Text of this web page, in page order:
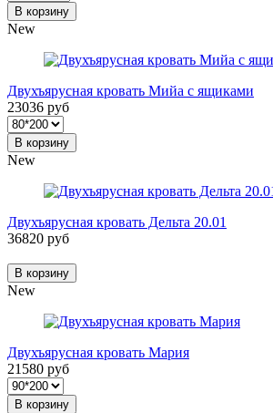
В корзину
New
Двухъярусная кровать Мийа с ящиками
23036 руб
В корзину
New
Двухъярусная кровать Дельта 20.01
36820 руб
В корзину
New
Двухъярусная кровать Мария
21580 руб
В корзину